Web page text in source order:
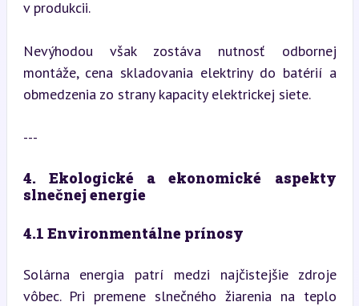
v produkcii.
Nevýhodou však zostáva nutnosť odbornej
montáže, cena skladovania elektriny do batérií a
obmedzenia zo strany kapacity elektrickej siete.
---
4. Ekologické a ekonomické aspekty
slnečnej energie
4.1 Environmentálne prínosy
Solárna energia patrí medzi najčistejšie zdroje
vôbec. Pri premene slnečného žiarenia na teplo